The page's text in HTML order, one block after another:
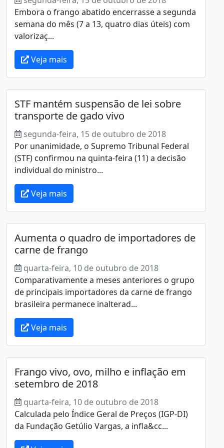
Embora o frango abatido encerrasse a segunda
semana do mês (7 a 13, quatro dias úteis) com
valorizaç...
Veja mais
STF mantém suspensão de lei sobre
transporte de gado vivo
segunda-feira, 15 de outubro de 2018
Por unanimidade, o Supremo Tribunal Federal
(STF) confirmou na quinta-feira (11) a decisão
individual do ministro...
Veja mais
Aumenta o quadro de importadores de
carne de frango
quarta-feira, 10 de outubro de 2018
Comparativamente a meses anteriores o grupo
de principais importadores da carne de frango
brasileira permanece inalterad...
Veja mais
Frango vivo, ovo, milho e inflação em
setembro de 2018
quarta-feira, 10 de outubro de 2018
Calculada pelo Índice Geral de Preços (IGP-DI)
da Fundação Getúlio Vargas, a infla&cc...